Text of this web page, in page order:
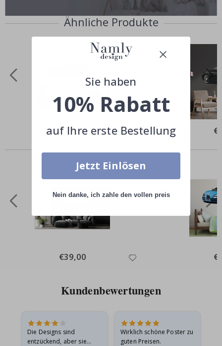
Ähnliche Produkte
Special
Price
€39,00
Special
Price
€39,00
Kundenbewertungen
Die Designs sind
entzückend, aber sie
Wirklich schöne Poster zu
guten Preisen.
Sie haben
10% Rabatt
auf Ihre erste Bestellung
Jetzt Einlösen
Nein danke, ich zahle den vollen preis